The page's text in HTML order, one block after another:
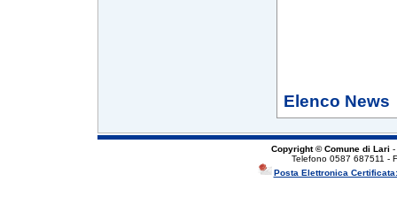
Elenco News
Copyright © Comune di Lari -
Telefono 0587 687511 -
Posta Elettronica Certificata: